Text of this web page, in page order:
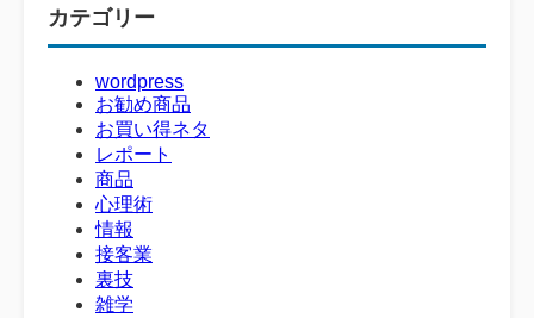
カテゴリー
wordpress
お勧め商品
お買い得ネタ
レポート
商品
心理術
情報
接客業
裏技
雑学